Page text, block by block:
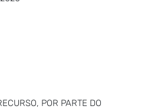
POR PARTE DO